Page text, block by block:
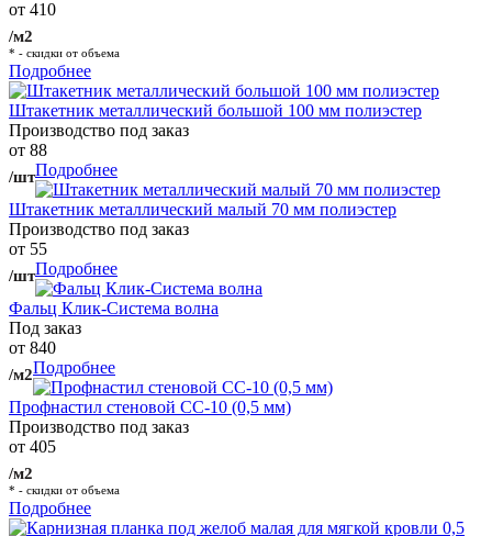
от 410
/м2
* - скидки от объема
Подробнее
Штакетник металлический большой 100 мм полиэстер
Производство под заказ
от 88
/штПодробнее
Штакетник металлический малый 70 мм полиэстер
Производство под заказ
от 55
/штПодробнее
Фальц Клик-Система волна
Под заказ
от 840
/м2Подробнее
Профнастил стеновой СС-10 (0,5 мм)
Производство под заказ
от 405
/м2
* - скидки от объема
Подробнее